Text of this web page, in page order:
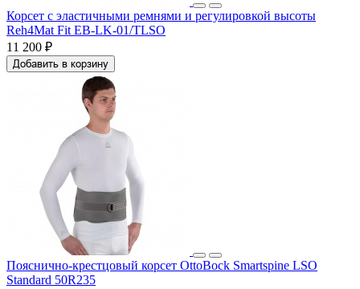
Корсет с эластичными ремнями и регулировкой высоты
Reh4Mat Fit EB-LK-01/TLSO
11 200 ₽
Добавить в корзину
Пояснично-крестцовый корсет OttoBock Smartspine LSO
Standard 50R235